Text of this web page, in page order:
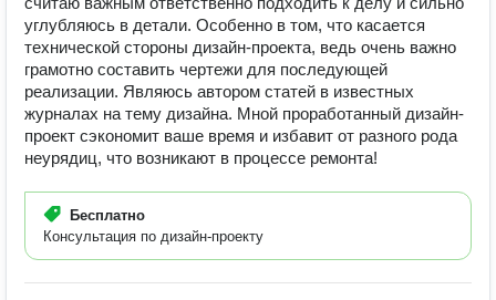
углубляюсь в детали. Особенно в том, что касается
технической стороны дизайн-проекта, ведь очень важно
грамотно составить чертежи для последующей
реализации. Являюсь автором статей в известных
журналах на тему дизайна. Мной проработанный дизайн-
проект сэкономит ваше время и избавит от разного рода
неурядиц, что возникают в процессе ремонта!
Бесплатно
Консультация по дизайн-проекту